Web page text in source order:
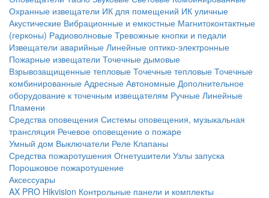
Охранные извещатели ИК для помещений ИК уличные
Акустические Вибрационные и емкостные Магнитоконтактные
(герконы) Радиоволновые Тревожные кнопки и педали
Извещатели аварийные Линейные оптико-электронные
Пожарные извещатели Точечные дымовые
Взрывозащищенные тепловые Точечные тепловые Точечные
комбинированные Адресные Автономные Дополнительное
оборудование к точечным извещателям Ручные Линейные
Пламени
Средства оповещения Системы оповещения, музыкальная
трансляция Речевое оповещение о пожаре
Умный дом Выключатели Реле Клапаны
Средства пожаротушения Огнетушители Узлы запуска
Порошковое пожаротушение
Аксессуары
AX PRO Hikvision Контрольные панели и комплекты